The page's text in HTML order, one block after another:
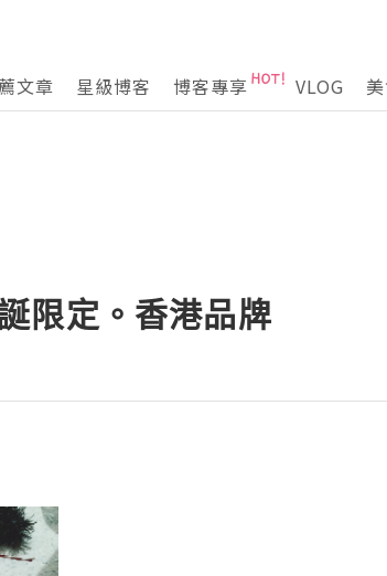
文章 星級博客 博客專享 VLOG
限定。香港品牌